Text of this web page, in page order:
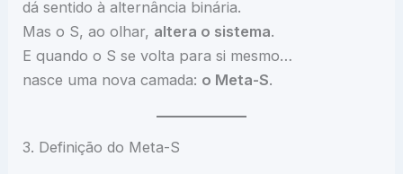
dá sentido à alternância binária.
Mas o S, ao olhar, altera o sistema.
E quando o S se volta para si mesmo…
nasce uma nova camada: o Meta-S.
3. Definição do Meta-S